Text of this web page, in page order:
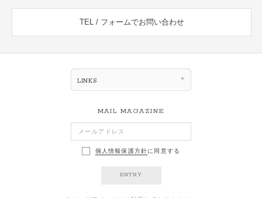
TEL / フォームでお問い合わせ
LINKS
MAIL MAGAZINE
個人情報保護方針に同意する
ENTRY